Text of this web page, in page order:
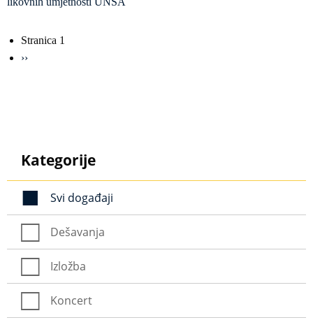
Obilježavanje
strana
Stranica 1
Sljedeća
››
Kategorije
Svi događaji
Dešavanja
Izložba
Koncert